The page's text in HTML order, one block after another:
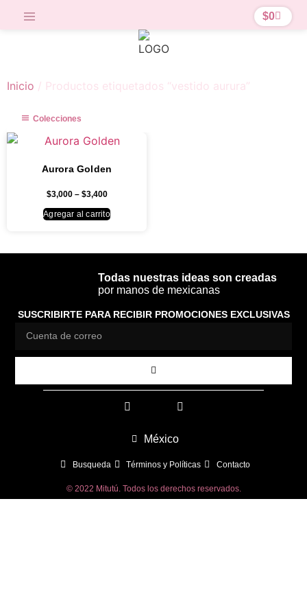
$0
Inicio / Productos etiquetados “vestido aurura”
Colecciones
Aurora Golden
$3,000 – $3,400
Agregar al carrito
Todas nuestras ideas son creadas
por manos de mexicanas
SUSCRIBIRTE PARA RECIBIR PROMOCIONES EXCLUSIVAS
México
Busqueda Términos y Políticas Contacto
© 2022 Mitutú. Todos los derechos reservados.